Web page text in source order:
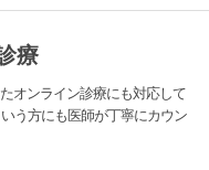
療
オンライン診療にも対応して
う方にも医師が丁寧にカウン